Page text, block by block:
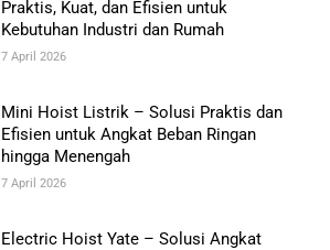
Praktis, Kuat, dan Efisien untuk
Kebutuhan Industri dan Rumah
7 April 2026
Mini Hoist Listrik – Solusi Praktis dan
Efisien untuk Angkat Beban Ringan
hingga Menengah
7 April 2026
Electric Hoist Yate – Solusi Angkat